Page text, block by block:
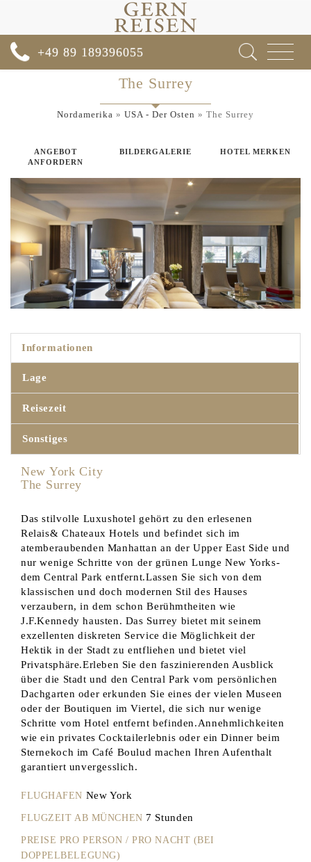
Toggle
+49 89 189396055
The Surrey
Nordamerika » USA - Der Osten » The Surrey
ANGEBOT
ANFORDERN
BILDERGALERIE HOTEL MERKEN
Informationen
Lage
Reisezeit
Sonstiges
New York City
The Surrey
Das stilvolle Luxushotel gehört zu den erlesenen
Relais& Chateaux Hotels und befindet sich im
atemberaubenden Manhattan an der Upper East Side und
nur wenige Schritte von der grünen Lunge New Yorks-
dem Central Park entfernt.Lassen Sie sich von dem
klassischen und doch modernen Stil des Hauses
verzaubern, in dem schon Berühmtheiten wie
J.F.Kennedy hausten. Das Surrey bietet mit seinem
exzellenten diskreten Service die Möglichkeit der
Hektik in der Stadt zu entfliehen und bietet viel
Privatsphäre.Erleben Sie den faszinierenden Ausblick
über die Stadt und den Central Park vom persönlichen
Dachgarten oder erkunden Sie eines der vielen Museen
oder der Boutiquen im Viertel, die sich nur wenige
Schritte vom Hotel entfernt befinden.Annehmlichkeiten
wie ein privates Cocktailerlebnis oder ein Dinner beim
Sternekoch im Café Boulud machen Ihren Aufenthalt
garantiert unvergesslich.
FLUGHAFEN New York
FLUGZEIT AB MÜNCHEN 7 Stunden
PREISE PRO PERSON / PRO NACHT (BEI
DOPPELBELEGUNG)